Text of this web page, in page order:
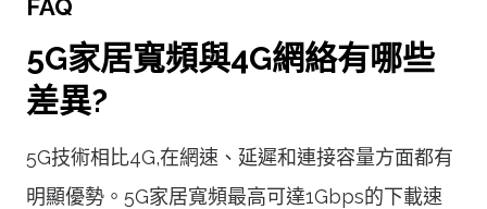
FAQ
5G家居寬頻與4G網絡有哪些
差異?
5G技術相比4G,在網速、延遲和連接容量方面都有
明顯優勢。5G家居寬頻最高可達1Gbps的下載速